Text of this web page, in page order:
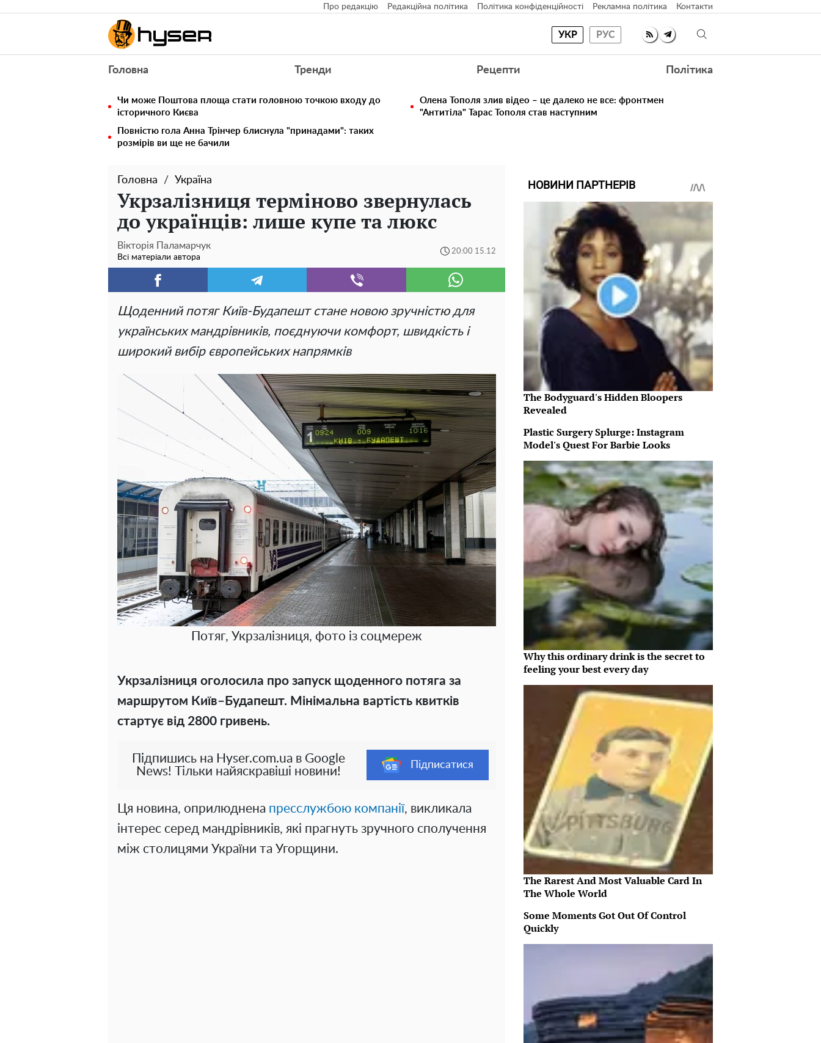
Про редакцію Редакційна політика Політика конфіденційності Рекламна політика Контакти
УКР РУС
Головна Тренди Рецепти Політика
Чи може Поштова площа стати головною точкою входу до
історичного Києва
Олена Тополя злив відео – це далеко не все: фронтмен
"Антитіла" Тарас Тополя став наступним
Повністю гола Анна Трінчер блиснула "принадами": таких
розмірів ви ще не бачили
Головна Україна
Укрзалізниця терміново звернулась
до українців: лише купе та люкс
Вікторія Паламарчук
Всі матеріали автора
20:00 15.12
Щоденний потяг Київ-Будапешт стане новою зручністю для
українських мандрівників, поєднуючи комфорт, швидкість і
широкий вибір європейських напрямків
Потяг, Укрзалізниця, фото із соцмереж
Укрзалізниця оголосила про запуск щоденного потяга за
маршрутом Київ–Будапешт. Мінімальна вартість квитків
стартує від 2800 гривень.
Підпишись на Hyser.com.ua в Google
News! Тільки найяскравіші новини!
Підписатися
Ця новина, оприлюднена пресслужбою компанії, викликала
інтерес серед мандрівників, які прагнуть зручного сполучення
між столицями України та Угорщини.
НОВИНИ ПАРТНЕРІВ
The Bodyguard's Hidden Bloopers
Revealed
Plastic Surgery Splurge: Instagram
Model's Quest For Barbie Looks
Why this ordinary drink is the secret to
feeling your best every day
The Rarest And Most Valuable Card In
The Whole World
Some Moments Got Out Of Control
Quickly